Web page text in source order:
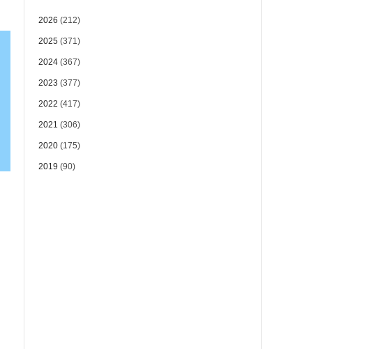
2026 (212)
2025(371)
2024(367)
2023 (377)
2022 (417)
2021 (306)
2020(175)
2019 (90)